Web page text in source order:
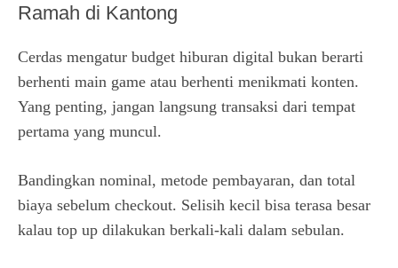
Ramah di Kantong
Cerdas mengatur budget hiburan digital bukan berarti
berhenti main game atau berhenti menikmati konten.
Yang penting, jangan langsung transaksi dari tempat
pertama yang muncul.
Bandingkan nominal, metode pembayaran, dan total
biaya sebelum checkout. Selisih kecil bisa terasa besar
kalau top up dilakukan berkali-kali dalam sebulan.